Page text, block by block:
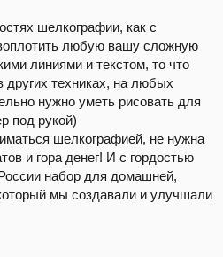
шелкографии, как с
любую вашу сложную
линиями и текстом, то что
техниках, на любых
нужно уметь рисовать для
под рукой)
шелкографией, не нужна
и гора денег! И с гордостью
набор для домашней,
мы создавали и улучшали